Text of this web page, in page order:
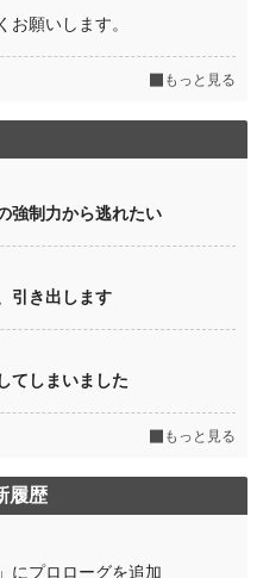
願いします。
もっと見る
強制力から逃れたい
引き出します
てしまいました
もっと見る
履歴
にプロローグを追加